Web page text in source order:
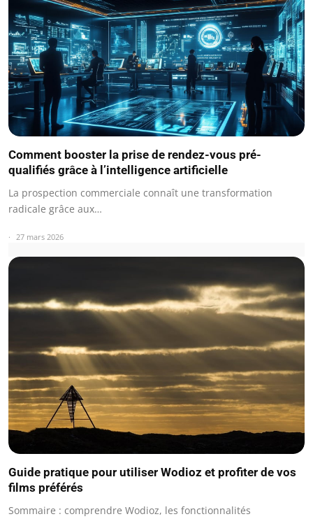
Comment booster la prise de rendez-vous pré-
qualifiés grâce à l’intelligence artificielle
La prospection commerciale connaît une transformation
radicale grâce aux…
27 mars 2026
Guide pratique pour utiliser Wodioz et profiter de vos
films préférés
Sommaire : comprendre Wodioz, les fonctionnalités